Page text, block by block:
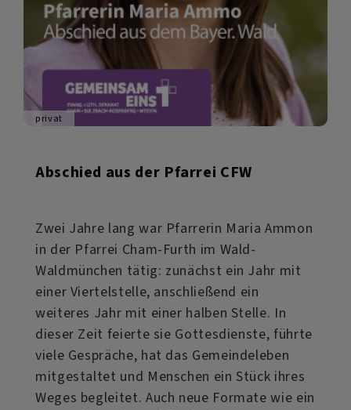
privat
Abschied aus der Pfarrei CFW
Zwei Jahre lang war Pfarrerin Maria Ammon
in der Pfarrei Cham-Furth im Wald-
Waldmünchen tätig: zunächst ein Jahr mit
einer Viertelstelle, anschließend ein
weiteres Jahr mit einer halben Stelle. In
dieser Zeit feierte sie Gottesdienste, führte
viele Gespräche, hat das Gemeindeleben
mitgestaltet und Menschen ein Stück ihres
Weges begleitet. Auch neue Formate wie ein